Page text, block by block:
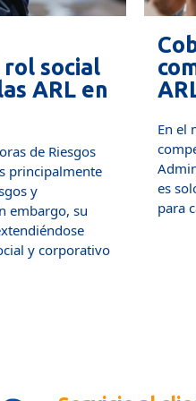
social
ARL en
de Riesgos
principalmente
y
embargo, su
y corporativo
En el
es
para